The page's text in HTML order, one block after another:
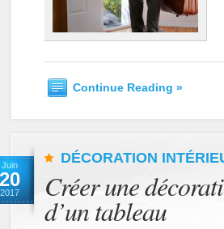
Continue Reading »
Juin
20
2017
DÉCORATION
Créer une
d’un tableau